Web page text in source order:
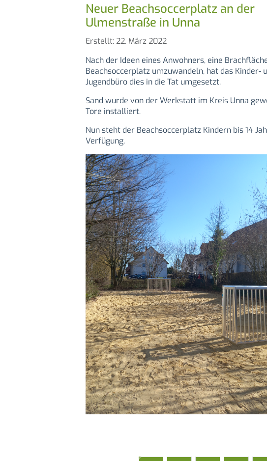
Neuer Beachsoccerplatz an der
Ulmenstraße in Unna
Details
Erstellt: 22. März 2022
Nach der Ideen eines Anwohners, eine
Beachsoccerplatz umzuwandeln, hat das Kinder-
Jugendbüro dies in die Tat umgesetzt.
Sand wurde von der Werkstatt im Kreis Unna
Tore installiert.
Nun steht der Beachsoccerplatz Kindern bis 14
Verfügung.